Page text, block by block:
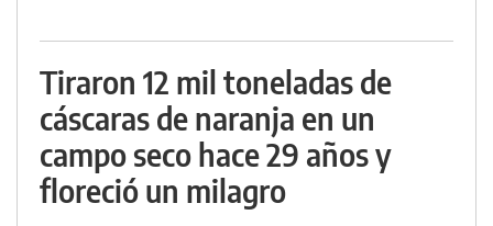
Tiraron 12 mil toneladas de
cáscaras de naranja en un
campo seco hace 29 años y
floreció un milagro